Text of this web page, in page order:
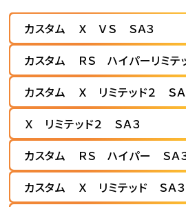
カスタム Ｘ ＶＳ ＳＡ３
カスタム ＲＳ ハイパーリミテ
カスタム Ｘ リミテッド２ ＳＡ
Ｘ リミテッド２ ＳＡ３
カスタム ＲＳ ハイパー ＳＡ
カスタム Ｘ リミテッド ＳＡ３